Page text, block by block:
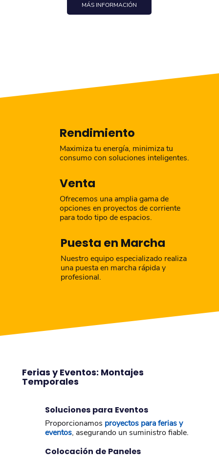
MÁS INFORMACIÓN
Rendimiento
Maximiza tu energía, minimiza tu
consumo con soluciones inteligentes.
Venta
Ofrecemos una amplia gama de
opciones en proyectos de corriente
para todo tipo de espacios.
Puesta en Marcha
Nuestro equipo especializado realiza
una puesta en marcha rápida y
profesional.
Ferias y Eventos: Montajes
Temporales
Soluciones para Eventos
Proporcionamos proyectos para ferias y
eventos, asegurando un suministro fiable.
Colocación de Paneles